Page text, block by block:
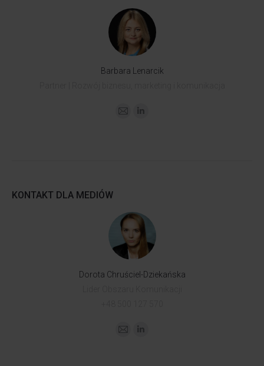
Barbara Lenarcik
KONTAKT DLA MEDIÓW
Dorota Chruściel-Dziekańska